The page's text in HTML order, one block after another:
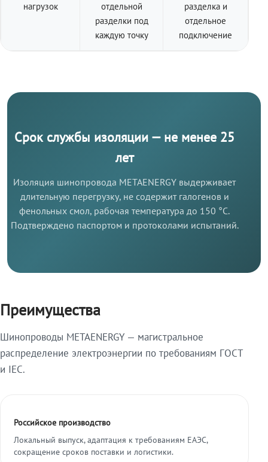
нагрузок
отдельной
разделки под
каждую точку
разделка и
отдельное
подключение
Срок службы изоляции — не менее 25
лет
Изоляция шинопровода METAENERGY выдерживает
длительную перегрузку, не содержит галогенов и
фенольных смол, рабочая температура до 150 °C.
Подтверждено паспортом и протоколами испытаний.
Преимущества
Шинопроводы METAENERGY — магистральное
распределение электроэнергии по требованиям ГОСТ
и IEC.
Российское производство
Локальный выпуск, адаптация к требованиям ЕАЭС,
сокращение сроков поставки и логистики.